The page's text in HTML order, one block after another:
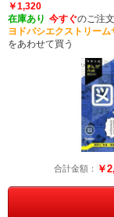
￥1,320
在庫あり 今すぐのご注文
ヨドバシエクストリーム
をあわせて買う
合計金額： ￥